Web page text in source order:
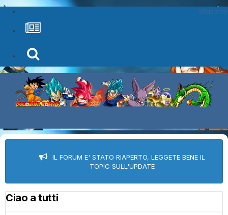
Welcome
IL FORUM E' STATO RIAPERTO, LEGGETE BENE IL
TOPIC SULL'UPDATE
Ciao a tutti